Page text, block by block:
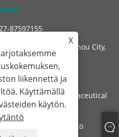
87597155
District, E-zhou City,
Kiina.
Humanwell Pharmaceutical
pidätetään
Tietosuojakäytäntö
X
liikennettä ja
Käyttämällä
käytön.